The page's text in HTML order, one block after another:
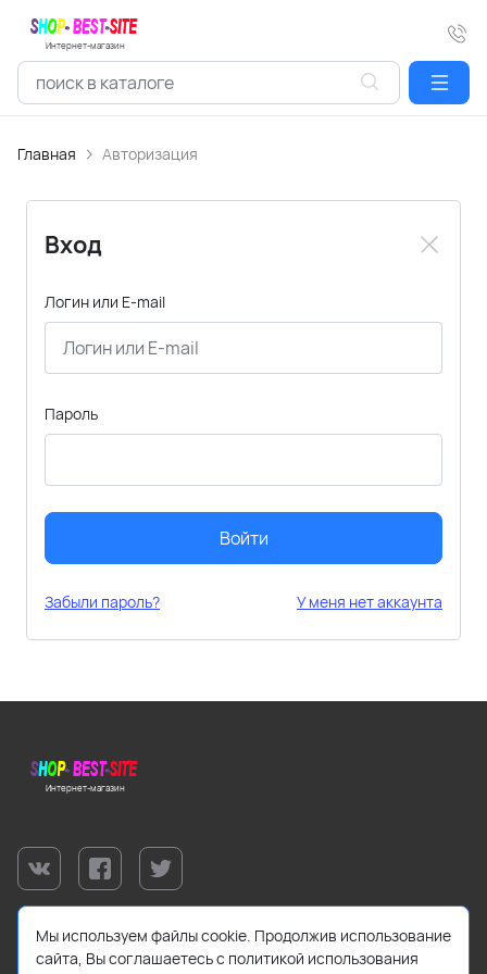
Интернет-магазин
Главная Авторизация
Вход
Логин или E-mail
Пароль
Войти
Забыли пароль? У меня нет аккаунта
Интернет-магазин
Мы используем файлы cookie. Продолжив использование
сайта, Вы соглашаетесь с политикой использования